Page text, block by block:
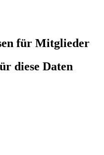
für Mitglieder
diese Daten